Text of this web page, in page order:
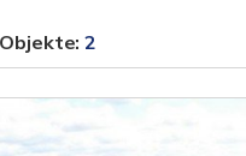
Objekte:2